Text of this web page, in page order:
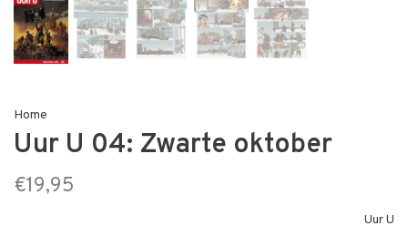
Home
Uur U 04: Zwarte oktober
€19,95
Uur U